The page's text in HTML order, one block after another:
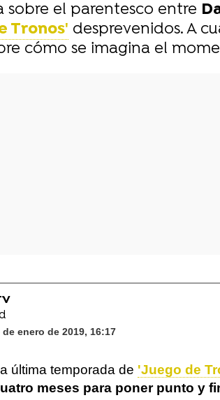
sobre el parentesco entre
Tronos' desprevenidos. A
cómo se imagina el
de enero de 2019, 16:17
última temporada de 'Juego de
meses para poner punto y